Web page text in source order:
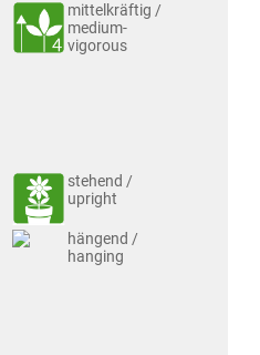
mittelkräftig /
medium-
vigorous
stehend /
upright
hängend /
hanging